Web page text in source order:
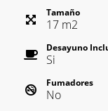
Tamaño
17 m2
Desayuno
Si
Fumadores
No